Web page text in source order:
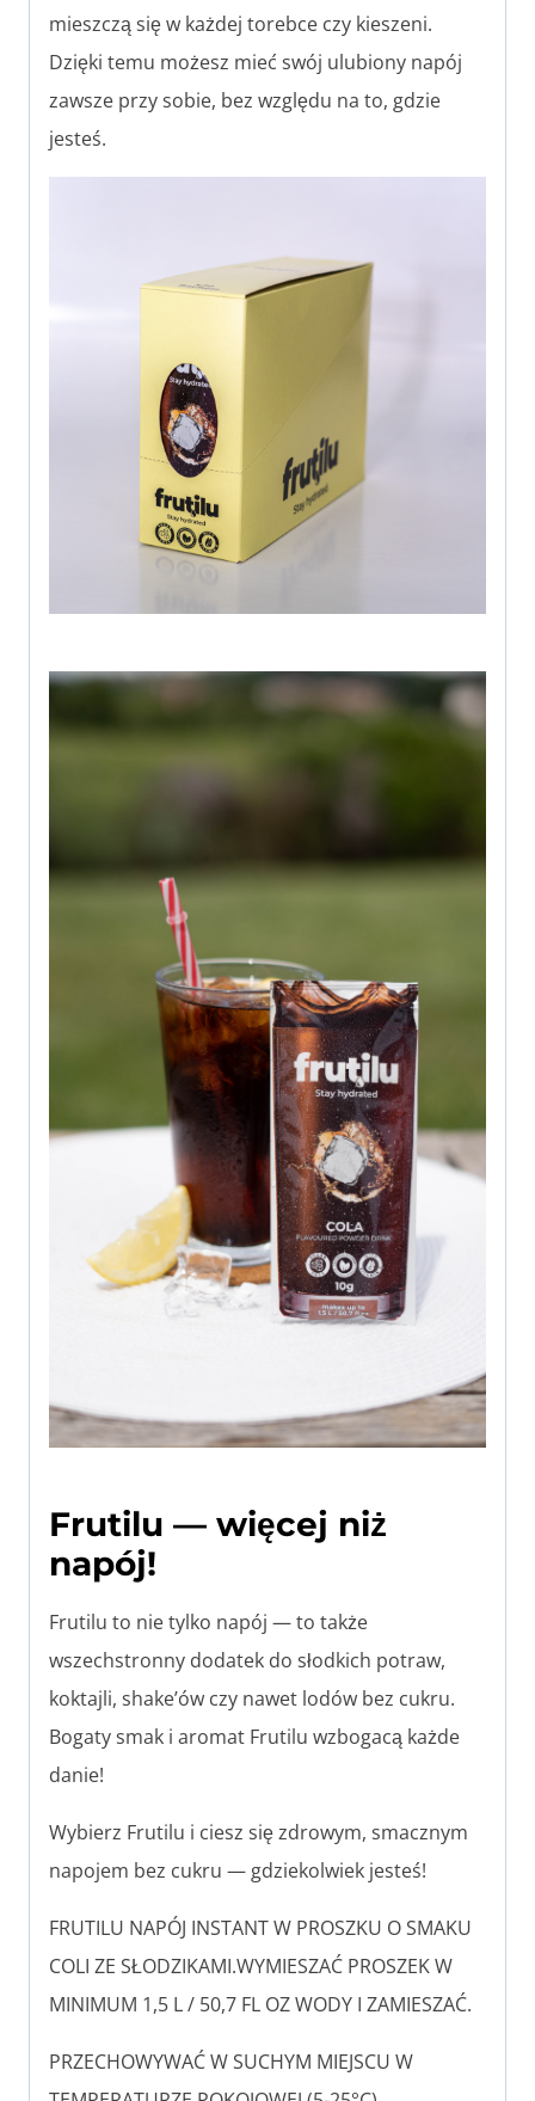
mieszczą się w każdej torebce czy kieszeni.
Dzięki temu możesz mieć swój ulubiony napój
zawsze przy sobie, bez względu na to, gdzie
jesteś.
Frutilu — więcej niż
napój!
Frutilu to nie tylko napój — to także
wszechstronny dodatek do słodkich potraw,
koktajli, shake’ów czy nawet lodów bez cukru.
Bogaty smak i aromat Frutilu wzbogacą każde
danie!
Wybierz Frutilu i ciesz się zdrowym, smacznym
napojem bez cukru — gdziekolwiek jesteś!
FRUTILU NAPÓJ INSTANT W PROSZKU O SMAKU
COLI ZE SŁODZIKAMI.WYMIESZAĆ PROSZEK W
MINIMUM 1,5 L / 50,7 FL OZ WODY I ZAMIESZAĆ.
PRZECHOWYWAĆ W SUCHYM MIEJSCU W